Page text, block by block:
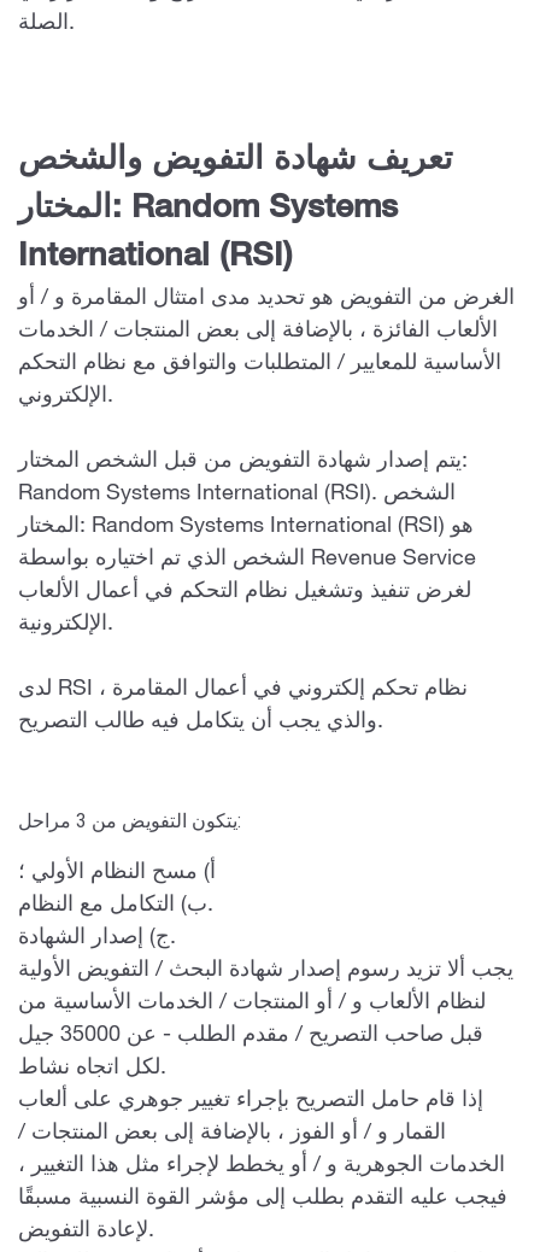
الصلة.
تعريف شهادة التفويض والشخص
المختار: Random Systems
International (RSI)
الغرض من التفويض هو تحديد مدى امتثال المقامرة و / أو
الألعاب الفائزة ، بالإضافة إلى بعض المنتجات / الخدمات
الأساسية للمعايير / المتطلبات والتوافق مع نظام التحكم
الإلكتروني.
يتم إصدار شهادة التفويض من قبل الشخص المختار:
Random Systems International (RSI). الشخص
المختار: Random Systems International (RSI) هو
الشخص الذي تم اختياره بواسطة Revenue Service
لغرض تنفيذ وتشغيل نظام التحكم في أعمال الألعاب
الإلكترونية.
لدى RSI نظام تحكم إلكتروني في أعمال المقامرة ،
والذي يجب أن يتكامل فيه طالب التصريح.
يتكون التفويض من 3 مراحل:
أ) مسح النظام الأولي ؛
ب) التكامل مع النظام.
ج) إصدار الشهادة.
يجب ألا تزيد رسوم إصدار شهادة البحث / التفويض الأولية
لنظام الألعاب و / أو المنتجات / الخدمات الأساسية من
قبل صاحب التصريح / مقدم الطلب - عن 35000 جيل
لكل اتجاه نشاط.
إذا قام حامل التصريح بإجراء تغيير جوهري على ألعاب
القمار و / أو الفوز ، بالإضافة إلى بعض المنتجات /
الخدمات الجوهرية و / أو يخطط لإجراء مثل هذا التغيير ،
فيجب عليه التقدم بطلب إلى مؤشر القوة النسبية مسبقًا
لإعادة التفويض.